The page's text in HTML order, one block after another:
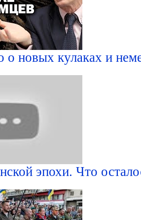
о новых кулаках и
эпохи. Что